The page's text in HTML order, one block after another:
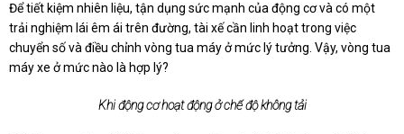
Để tiết kiệm nhiên liệu, tận dụng sức mạnh của động cơ và có một
trải nghiệm lái êm ái trên đường, tài xế cần linh hoạt trong việc
chuyển số và điều chỉnh vòng tua máy ở mức lý tưởng. Vậy, vòng tua
máy xe ở mức nào là hợp lý?
Khi động cơ hoạt động ở chế độ không tải